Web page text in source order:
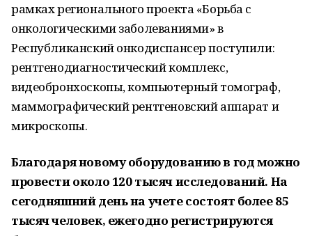
рамках регионального проекта «Борьба с
онкологическими заболеваниями» в
Республиканский онкодиспансер поступили:
рентгенодиагностический комплекс,
видеобронхоскопы, компьютерный томограф,
маммографический рентгеновский аппарат и
микроскопы.
Благодаря новому оборудованию в год можно
провести около 120 тысяч исследований. На
сегодняшний день на учете состоят более 85
тысяч человек, ежегодно регистрируются